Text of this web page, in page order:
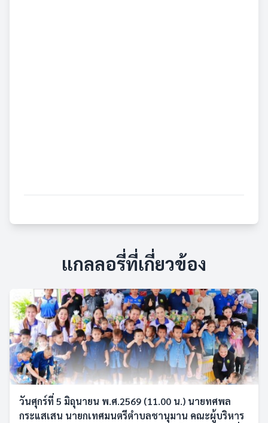
แกลลอรี่ที่เกี่ยวข้อง
วันศุกร์ที่ 5 มิถุนายน พ.ศ.2569 (11.00 น.) นายทศพล
กระแสเสน นายกเทศมนตรีตำบลชานุมาน คณะผู้บริหาร